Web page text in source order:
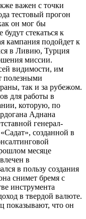
важен с точки
тестовый прогон
он мог бы
стекаться к
кампания подойдет к
в Ливию, Турция
миссии.
видимости, им
полезными
так и за рубежом.
для работы в
которую, по
Аднана
генерал-
созданной в
месяце
в
в пользу создания
снимет бремя с
инструмента
в твердой валюте.
показывают, что он